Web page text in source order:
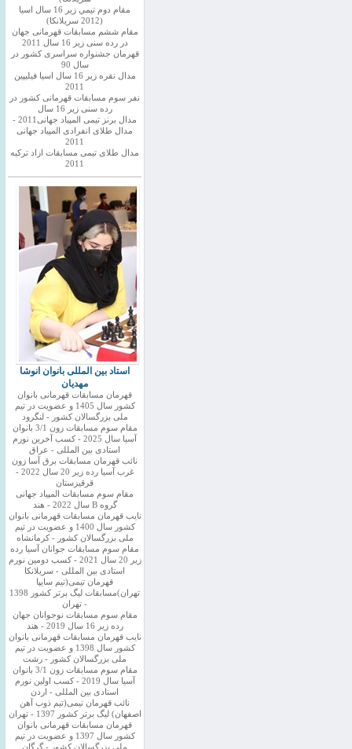
مقام دوم تيمي زير 16 سال اسيا
(2012 سريلانكا)
مقام ششم مسابقات قهرمانی جهان
در رده سنی زیر 16 سال 2011
قهرمان جشنواره سراسری کشور در
سال 90
مدال نقره زیر 16 سال اسیا فیلیپین
2011
نفر سوم مسابقات قهرمانی کشور در
رده سنی زیر 16 سال
مدال برنز تیمی المپیاد جهانی2011 -
مدال طلای انفرادی المپیاد جهانی
2011
مدال طلای تیمی مسابقات ازاد ترکیه
2011
استاد بین المللی بانوان انوشا
مهدیان
قهرمان مسابقات قهرمانی بانوان
کشور سال 1405 و عضویت در تیم
ملی بزرگسالان کشور - لنگرود
مقام سوم مسابقات زون 3/1 بانوان
آسیا سال 2025 - کسب آخرین نورم
استادی بین المللی - عراق
نائب قهرمان مسابقات برق آسا زون
غرب آسیا رده زیر 20 سال 2022 -
قرقیزستان
مقام سوم مسابقات المپیاد جهانی
گروه B سال 2022 - هند
نایب قهرمان مسابقات قهرمانی بانوان
کشور سال 1400 و عضویت در تیم
ملی بزرگسالان کشور - کرمانشاه
مقام سوم مسابقات جوانان آسیا رده
زیر 20 سال 2021 - کسب دومین نورم
استادی بین المللی - سریلانکا
قهرمان تیمی(تیم سایپا
تهران)مسابقات لیگ برتر کشور 1398
- تهران
مقام سوم مسابقات نوجوانان جهان
رده زیر 16 سال 2019 - هند
نایب قهرمان مسابقات قهرمانی بانوان
کشور سال 1398 و عضویت در تیم
ملی بزرگسالان کشور - رشت
مقام سوم مسابقات زون 3/1 بانوان
آسیا سال 2019 - کسب اولین نورم
استادی بین المللی - اردن
نائب قهرمان تیمی(تیم ذوب آهن
اصفهان) لیگ برتر کشور 1397 - تهران
قهرمان مسابقات قهرمانی بانوان
کشور سال 1397 و عضویت در تیم
ملی بزرگسالان کشور - گرگان